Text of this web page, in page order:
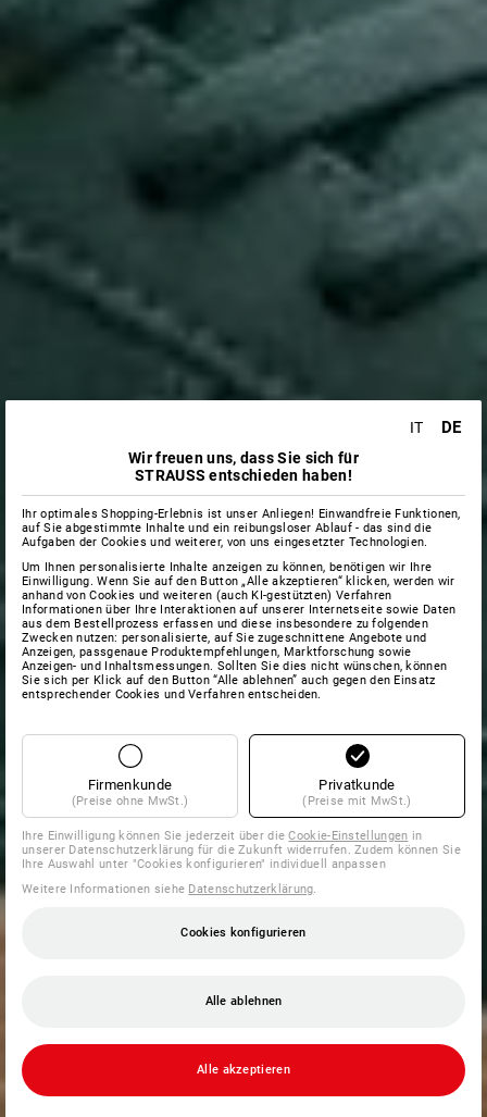
IT DE
Wir freuen uns, dass Sie sich für
STRAUSS entschieden haben!
Ihr optimales Shopping-Erlebnis ist unser Anliegen! Einwandfreie Funktionen,
auf Sie abgestimmte Inhalte und ein reibungsloser Ablauf - das sind die
Aufgaben der Cookies und weiterer, von uns eingesetzter Technologien.
Um Ihnen personalisierte Inhalte anzeigen zu können, benötigen wir Ihre
Einwilligung. Wenn Sie auf den Button „Alle akzeptieren“ klicken, werden wir
anhand von Cookies und weiteren (auch KI-gestützten) Verfahren
Informationen über Ihre Interaktionen auf unserer Internetseite sowie Daten
aus dem Bestellprozess erfassen und diese insbesondere zu folgenden
Zwecken nutzen: personalisierte, auf Sie zugeschnittene Angebote und
Anzeigen, passgenaue Produktempfehlungen, Marktforschung sowie
Anzeigen- und Inhaltsmessungen. Sollten Sie dies nicht wünschen, können
Sie sich per Klick auf den Button “Alle ablehnen” auch gegen den Einsatz
entsprechender Cookies und Verfahren entscheiden.
Firmenkunde
(Preise ohne MwSt.)
Privatkunde
(Preise mit MwSt.)
Ihre Einwilligung können Sie jederzeit über dieCookie-Einstellungen in
unserer Datenschutzerklärung für die Zukunft widerrufen. Zudem können Sie
Ihre Auswahl unter "Cookies konfigurieren" individuell anpassen
Weitere Informationen siehe Datenschutzerklärung
Cookies konfigurieren
Alle ablehnen
Alle akzeptieren